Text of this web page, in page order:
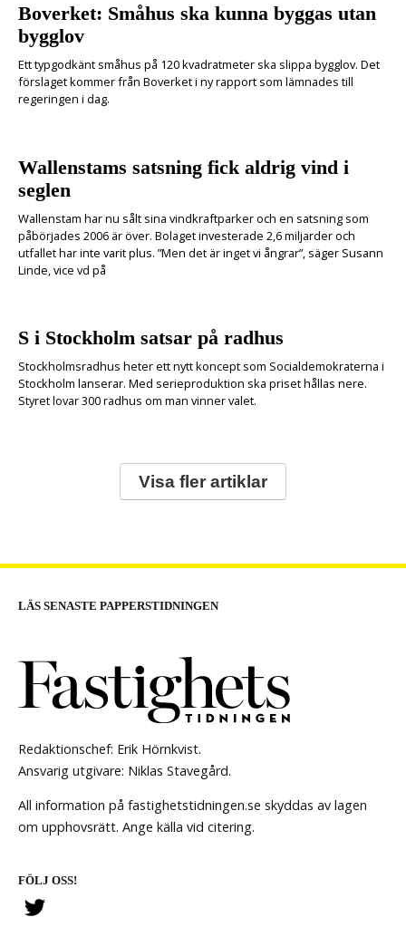
Boverket: Småhus ska kunna byggas utan
bygglov
Ett typgodkänt småhus på 120 kvadratmeter ska slippa bygglov. Det
förslaget kommer från Boverket i ny rapport som lämnades till
regeringen i dag.
Wallenstams satsning fick aldrig vind i
seglen
Wallenstam har nu sålt sina vindkraftparker och en satsning som
påbörjades 2006 är över. Bolaget investerade 2,6 miljarder och
utfallet har inte varit plus. ”Men det är inget vi ångrar”, säger Susann
Linde, vice vd på
S i Stockholm satsar på radhus
Stockholmsradhus heter ett nytt koncept som Socialdemokraterna i
Stockholm lanserar. Med serieproduktion ska priset hållas nere.
Styret lovar 300 radhus om man vinner valet.
Visa fler artiklar
Redaktionschef: Erik Hörnkvist.
Ansvarig utgivare: Niklas Stavegård.
All information på fastighetstidningen.se skyddas av lagen
om upphovsrätt. Ange källa vid citering.
FÖLJ OSS!
LÄS SENASTE PAPPERSTIDNINGEN